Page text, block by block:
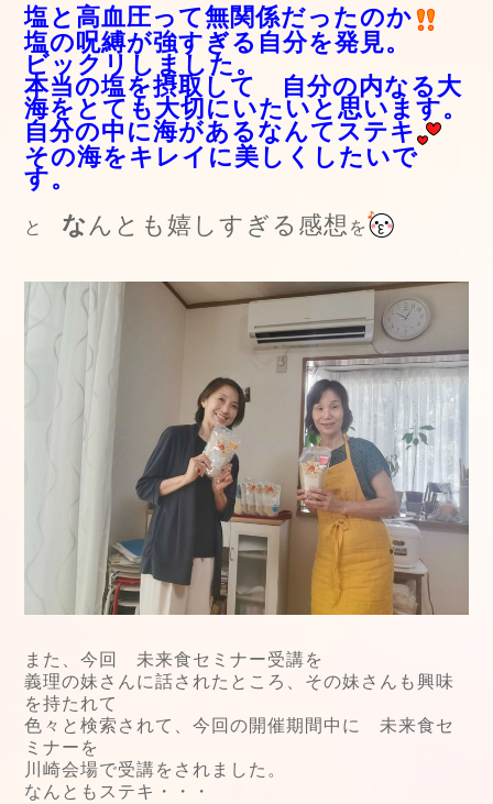
塩と高血圧って無関係だったのか
塩の呪縛が強すぎる自分を発見。
ビックリしました。
本当の塩を摂取して 自分の内なる大
海をとても大切にいたいと思います。
自分の中に海があるなんてステキ
その海をキレイに美しくしたいで
す。
と なんとも嬉しすぎる感想 を
また、今回 未来食セミナー受講を
義理の妹さんに話されたところ、その妹さんも興味
を持たれて
色々と検索されて、今回の開催期間中に 未来食セ
ミナーを
川崎会場で受講をされました。
なんともステキ・・・